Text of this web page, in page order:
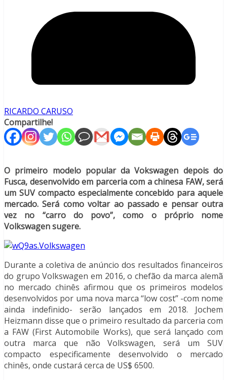
RICARDO CARUSO
Compartilhe!
O primeiro modelo popular da Vokswagen depois do
Fusca, desenvolvido em parceria com a chinesa FAW, será
um SUV compacto especialmente concebido para aquele
mercado. Será como voltar ao passado e pensar outra
vez no “carro do povo”, como o próprio nome
Volkswagen sugere.
Durante a coletiva de anúncio dos resultados financeiros
do grupo Volkswagen em 2016, o chefão da marca alemã
no mercado chinês afirmou que os primeiros modelos
desenvolvidos por uma nova marca “low cost” -com nome
ainda indefinido- serão lançados em 2018. Jochem
Heizmann disse que o primeiro resultado da parceria com
a FAW (First Automobile Works), que será lançado com
outra marca que não Volkswagen, será um SUV
compacto especificamente desenvolvido o mercado
chinês, onde custará cerca de US$ 6500.